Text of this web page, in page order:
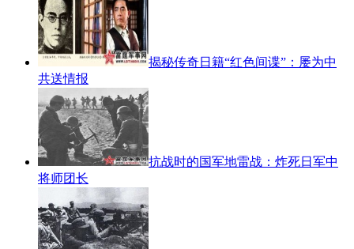
揭秘传奇日籍“红色间谍”：屡为中
共送情报
抗战时的国军地雷战：炸死日军中
将师团长